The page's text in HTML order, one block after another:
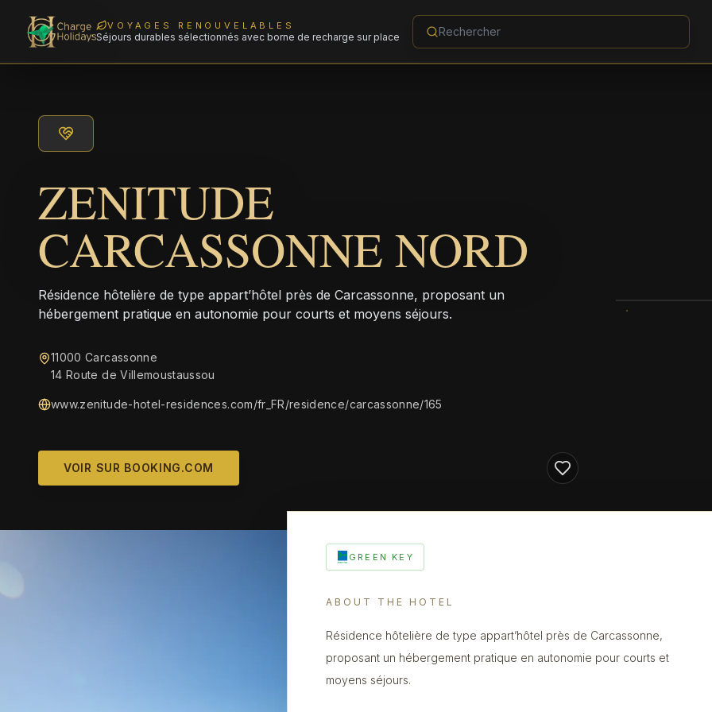
VOYAGES RENOUVELABLES
Séjours durables sélectionnés avec borne de recharge sur place
ZENITUDE
CARCASSONNE NORD
Résidence hôtelière de type appart’hôtel près de Carcassonne, proposant un
hébergement pratique en autonomie pour courts et moyens séjours.
11000 Carcassonne
14 Route de Villemoustaussou
www.zenitude-hotel-residences.com/fr_FR/residence/carcassonne/165
VOIR SUR BOOKING.COM
GREEN KEY
ABOUT THE HOTEL
Résidence hôtelière de type appart’hôtel près de Carcassonne,
proposant un hébergement pratique en autonomie pour courts et
moyens séjours.